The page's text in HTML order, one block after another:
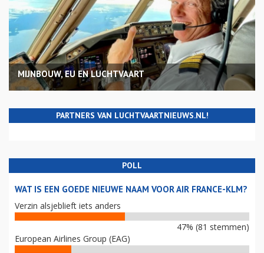
MIJNBOUW, EU EN LUCHTVAART
PARTNERS VAN LUCHTVAARTNIEUWS.NL!
POLL
WAT IS EEN GOEDE NIEUWE NAAM VOOR AIR FRANCE-KLM?
Verzin alsjeblieft iets anders
47% (81 stemmen)
European Airlines Group (EAG)